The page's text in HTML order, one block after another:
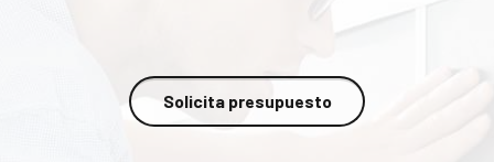
Solicita presupuesto